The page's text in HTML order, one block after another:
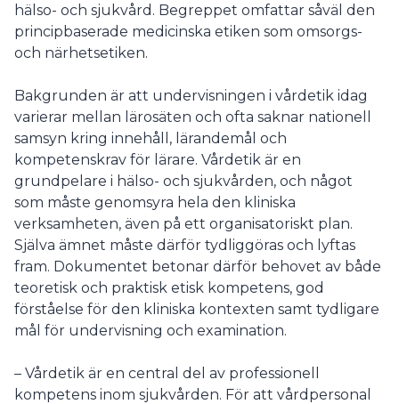
hälso- och sjukvård. Begreppet omfattar såväl den
principbaserade medicinska etiken som omsorgs-
och närhetsetiken.
Bakgrunden är att undervisningen i vårdetik idag
varierar mellan lärosäten och ofta saknar nationell
samsyn kring innehåll, lärandemål och
kompetenskrav för lärare. Vårdetik är en
grundpelare i hälso- och sjukvården, och något
som måste genomsyra hela den kliniska
verksamheten, även på ett organisatoriskt plan.
Själva ämnet måste därför tydliggöras och lyftas
fram. Dokumentet betonar därför behovet av både
teoretisk och praktisk etisk kompetens, god
förståelse för den kliniska kontexten samt tydligare
mål för undervisning och examination.
– Vårdetik är en central del av professionell
kompetens inom sjukvården. För att vårdpersonal